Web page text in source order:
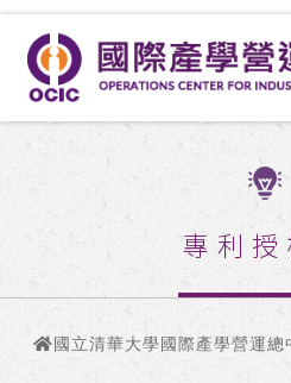
專利授
國立清華大學國際產學營運總